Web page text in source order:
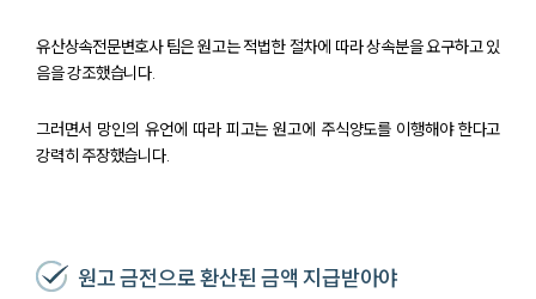
유산상속전문변호사 팀은 원고는 적법한 절차에 따라 상속분을 요구하고 있
음을 강조했습니다.
그러면서 망인의 유언에 따라 피고는 원고에 주식양도를 이행해야 한다고
강력히 주장했습니다.
원고 금전으로 환산된 금액 지급받아야